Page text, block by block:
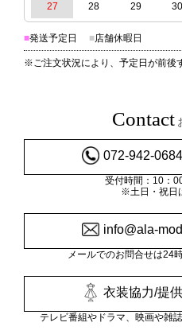
27 28 29 30
■発送予定日 ■店舗休暇日
※ご注文状況により、予定日が前後
Contact
072-942-0684
受付時間：10：
※土日・祝日
info@ala-
メールでのお問合せは24
衣装協力/提
テレビ番組やドラマ、映画や雑